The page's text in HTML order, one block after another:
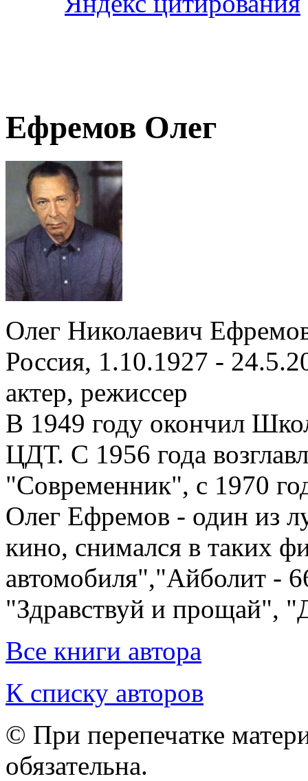
Ефремов Олег
Олег Николаевич
Россия, 1.10.1927 -
актер, режиссер
В 1949 году окончил
ЦДТ. C 1956 года
"Современник", с 1970
Олег Ефремов - один из
кино, снимался в таких
автомобиля","Айболит -
"Здравствуй и прощай",
Все книги автора
К списку авторов
© При перепечатке
обязательна.